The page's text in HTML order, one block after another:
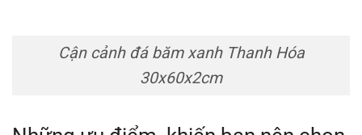
Cận cảnh đá băm xanh Thanh Hóa
30x60x2cm